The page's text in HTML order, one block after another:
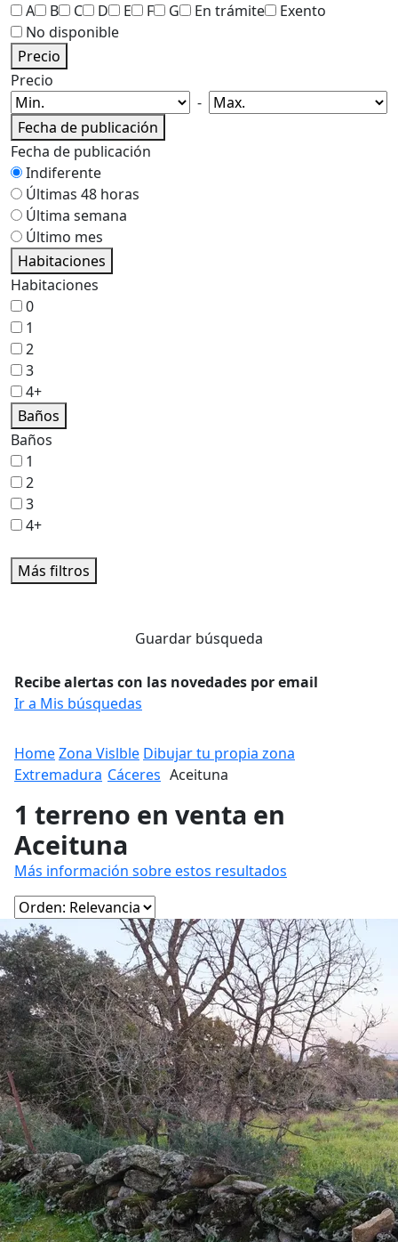
A
B C D E F G En trámite
Exento
No disponible
Precio
Precio
-
Fecha de publicación
Fecha de publicación
Indiferente
Últimas 48 horas
Última semana
Último mes
Habitaciones
Habitaciones
0
1
2
3
4+
Baños
Baños
1
2
3
4+
Más filtros
Guardar búsqueda
Recibe alertas con las novedades por email
Ir a Mis búsquedas
HomeZona Vislble Dibujar tu propia zona
Extremadura Cáceres Aceituna
1 terreno en venta en
Aceituna
Más información sobre estos resultados